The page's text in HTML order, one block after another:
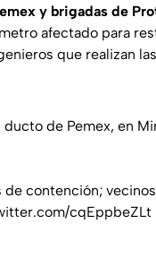
y brigadas de
afectado para
que realizan
de Pemex, en
de contención; vecinos
cqEppbeZLt